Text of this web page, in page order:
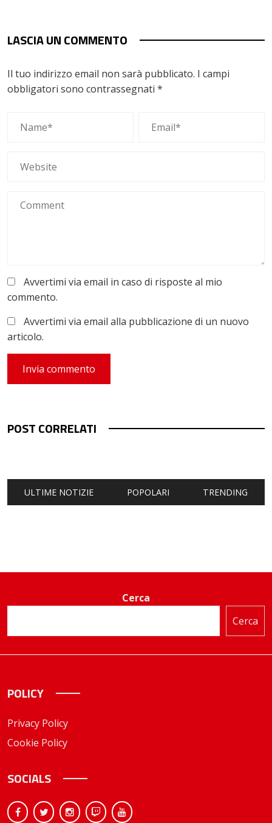
LASCIA UN COMMENTO
Il tuo indirizzo email non sarà pubblicato. I campi
obbligatori sono contrassegnati *
Avvertimi via email in caso di risposte al mio
commento.
Avvertimi via email alla pubblicazione di un nuovo
articolo.
POST CORRELATI
ULTIME NOTIZIE POPOLARI TRENDING
Cerca
Cerca
POLICY
Privacy Policy
Cookie Policy
SOCIALS